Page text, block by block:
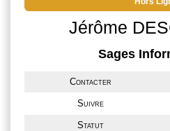
Jérôme
Sages
Contacter
Suivre
Statut